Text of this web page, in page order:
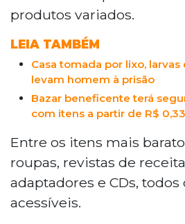
acessórios e eletrônicos
fundos e atender a
após o baixo movimento
chuva no sábado
acessíveis, a iniciativa
consumidores e
interessados em peças
organização planeja
conforme a chegada de
produtos variados.
LEIA TAMBÉM
Casa tomada por lixo,
levam homem à prisão
Bazar beneficente terá
com itens a partir de R$ 0,33
Entre os itens mais
roupas, revistas de
adaptadores e CDs,
acessíveis.